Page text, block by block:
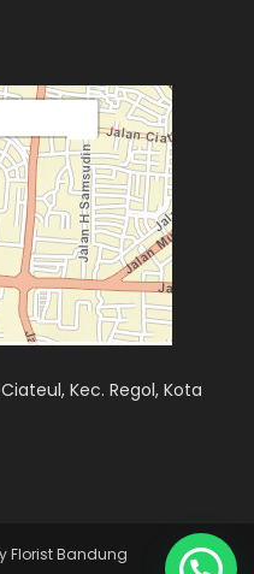
Kec. Regol, Kota
Florist Bandung